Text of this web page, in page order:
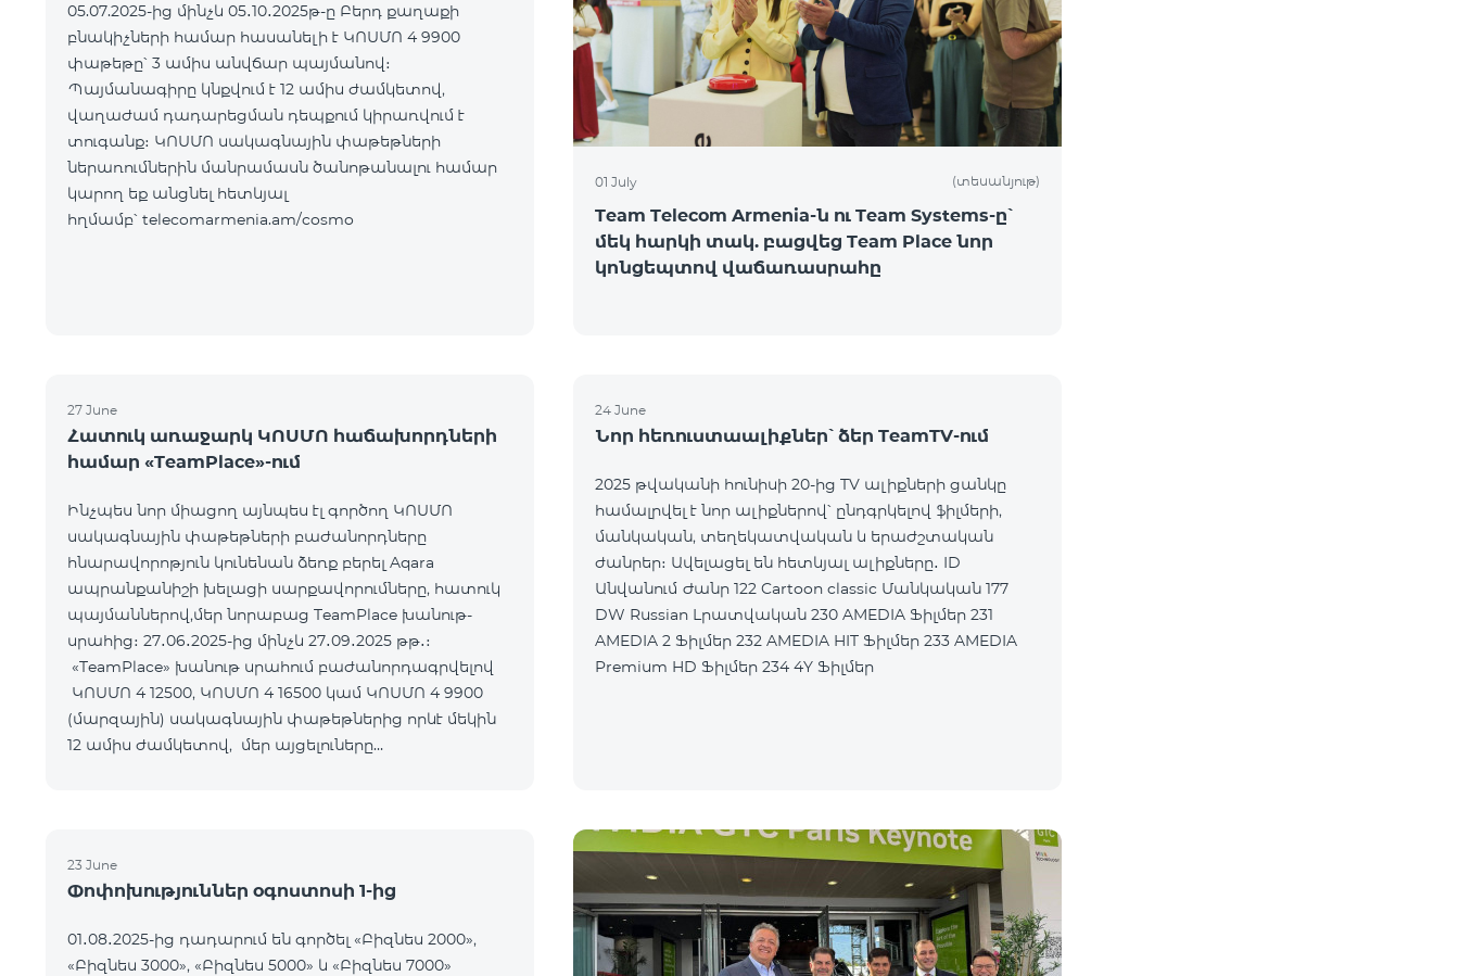
05.07.2025-ից մինչև 05․10․2025թ-ը Բերդ քաղաքի
բնակիչների համար հասանելի է ԿՈՍՄՈ 4 9900
փաթեթը՝ 3 ամիս անվճար պայմանով։
Պայմանագիրը կնքվում է 12 ամիս ժամկետով,
վաղաժամ դադարեցման դեպքում կիրառվում է
տուգանք։ ԿՈՍՄՈ սակագնային փաթեթների
ներառումներին մանրամասն ծանոթանալու համար
կարող եք անցնել հետևյալ
հղմամբ՝ telecomarmenia.am/cosmo
01 July (տեսանյութ)
Team Telecom Armenia-ն ու Team Systems-ը՝
մեկ հարկի տակ. բացվեց Team Place նոր
կոնցեպտով վաճառասրահը
27 June
Հատուկ առաջարկ ԿՈՍՄՈ հաճախորդների
համար «TeamPlace»-ում
Ինչպես նոր միացող այնպես էլ գործող ԿՈՍՄՈ
սակագնային փաթեթների բաժանորդները
հնարավորոթյուն կունենան ձեռք բերել Aqara
ապրանքանիշի խելացի սարքավորումները, հատուկ
պայմաններով,մեր նորաբաց TeamPlace խանութ-
սրահից։ 27․06․2025-ից մինչև 27․09․2025 թթ․։
«TeamPlace» խանութ սրահում բաժանորդագրվելով
ԿՈՍՄՈ 4 12500, ԿՈՍՄՈ 4 16500 կամ ԿՈՍՄՈ 4 9900
(մարզային) սակագնային փաթեթներից որևէ մեկին
12 ամիս ժամկետով, մեր այցելուները
24 June
Նոր հեռուստաալիքներ՝ ձեր TeamTV-ում
2025 թվականի հունիսի 20-ից TV ալիքների ցանկը
համալրվել է նոր ալիքներով՝ ընդգրկելով ֆիլմերի,
մանկական, տեղեկատվական և երաժշտական
ժանրեր։ Ավելացել են հետևյալ ալիքները․ ID
Անվանում Ժանր 122 Cartoon classic Մանկական 177
DW Russian Լրատվական 230 AMEDIA Ֆիլմեր 231
AMEDIA 2 Ֆիլմեր 232 AMEDIA HIT Ֆիլմեր 233 AMEDIA
Premium HD Ֆիլմեր 234 4Y Ֆիլմեր
23 June
Փոփոխություններ օգոստոսի 1-ից
01․08․2025-ից դադարում են գործել «Բիզնես 2000»,
«Բիզնես 3000», «Բիզնես 5000» և «Բիզնես 7000»